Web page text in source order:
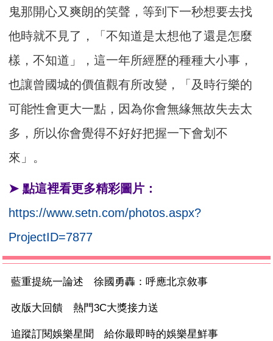
鬼那開心又爽朗的笑聲，等到下一秒想要去找
他時就不見了，「不知道是太想他了還是怎麼
樣，不知道」，這一年所經歷的種種大小事，
也讓曾國城的價值觀有所改變，「及時行樂的
可能性會更大一點，因為你會無緣無故失去太
多，所以你會覺得不好好把握一下會划不
來」。
➤ 點這裡看更多精彩圖片：
https://www.setn.com/photos.aspx?
ProjectID=7877
藍重提統一論述 徐國勇轟：呼應北京敘事
改版大回饋 熱門3C大獎接力送
追蹤訂閱娛樂星聞 給你最即時的娛樂星鮮事